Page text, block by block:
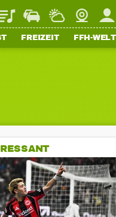
StaupilotWetterWebcam
FREIZEIT FFH-WELT